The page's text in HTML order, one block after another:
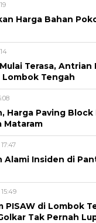
Harga Bahan
Terasa, Antrian
Lombok Tengah
Harga Paving
Mataram
Alami Insiden di
PISAW di Lombok
Tak Pernah